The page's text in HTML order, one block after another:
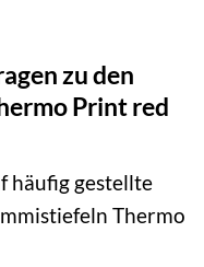
zu den
Print red
häufig gestellte
Thermo